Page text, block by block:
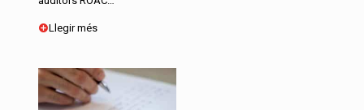
Llegir més